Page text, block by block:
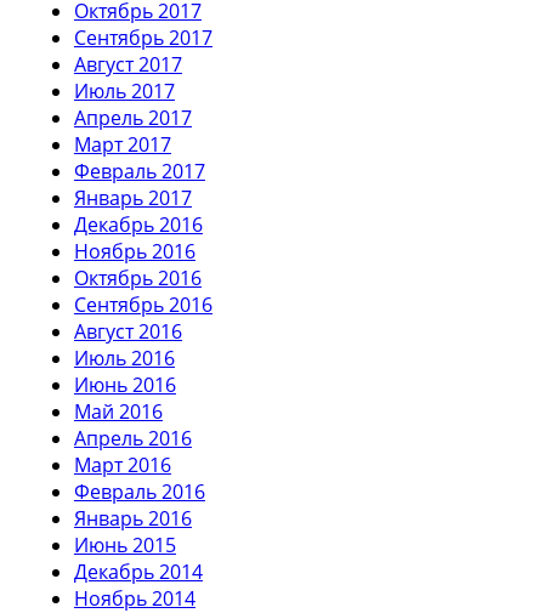
Октябрь 2017
Сентябрь 2017
Август 2017
Июль 2017
Апрель 2017
Март 2017
Февраль 2017
Январь 2017
Декабрь 2016
Ноябрь 2016
Октябрь 2016
Сентябрь 2016
Август 2016
Июль 2016
Июнь 2016
Май 2016
Апрель 2016
Март 2016
Февраль 2016
Январь 2016
Июнь 2015
Декабрь 2014
Ноябрь 2014